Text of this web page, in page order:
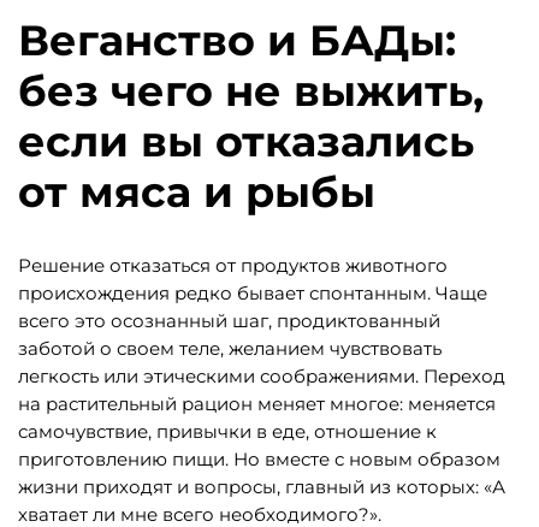
Веганство и БАДы:
без чего не выжить,
если вы отказались
от мяса и рыбы
Решение отказаться от продуктов животного
происхождения редко бывает спонтанным. Чаще
всего это осознанный шаг, продиктованный
заботой о своем теле, желанием чувствовать
легкость или этическими соображениями. Переход
на растительный рацион меняет многое: меняется
самочувствие, привычки в еде, отношение к
приготовлению пищи. Но вместе с новым образом
жизни приходят и вопросы, главный из которых: «А
хватает ли мне всего необходимого?».